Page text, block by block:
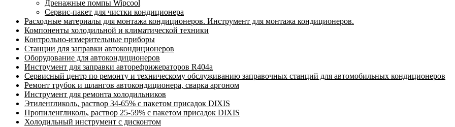
Дренажные помпы Wipcool
Сервис-пакет для чистки кондиционера
Расходные материалы для монтажа кондиционеров. Инструмент для монтажа кондиционеров.
Компоненты холодильной и климатической техники
Контрольно-измерительные приборы
Станции для заправки автокондиционеров
Оборудование для автокондиционеров
Инструмент для заправки авторефрижераторов R404a
Сервисный центр по ремонту и техническому обслуживанию заправочных станций для автомобильных кондиционеров
Ремонт трубок и шлангов автокондиционера, сварка аргоном
Инструмент для ремонта холодильников
Этиленгликоль, раствор 34-65% с пакетом присадок DIXIS
Пропиленгликоль, раствор 25-59% с пакетом присадок DIXIS
Холодильный инструмент с дисконтом